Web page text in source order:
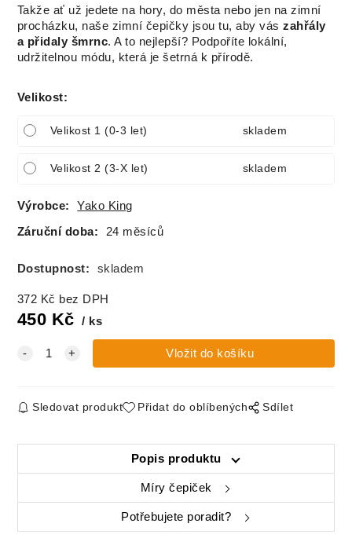
Takže ať už jedete na hory, do města nebo jen na zimní
procházku, naše zimní čepičky jsou tu, aby vászahřály
a přidaly šmrnc. A to nejlepší? Podpoříte lokální,
udržitelnou módu, která je šetrná k přírodě.
Velikost:
Velikost 1 (0-3 let) skladem
Velikost 2 (3-X let) skladem
Výrobce: Yako King
Záruční doba: 24 měsíců
Dostupnost: skladem
372 Kč bez DPH
450 Kč ks
Sledovat produkt Přidat do oblíbených Sdílet
Popis produktu
Míry čepiček
Potřebujete poradit?